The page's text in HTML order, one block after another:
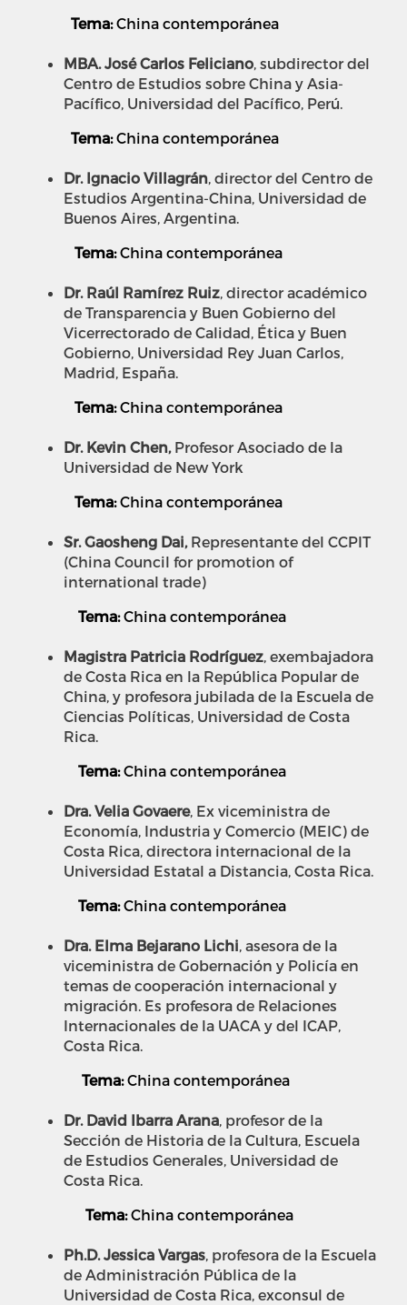
Tema:China contemporánea
MBA. José Carlos Feliciano, subdirector del
Centro de Estudios sobre China y Asia-
Pacífico, Universidad del Pacífico, Perú.
Tema:China contemporánea
Dr. Ignacio Villagrán, director del Centro de
Estudios Argentina-China, Universidad de
Buenos Aires, Argentina.
Tema:China contemporánea
Dr. Raúl Ramírez Ruiz, director académico
de Transparencia y Buen Gobierno del
Vicerrectorado de Calidad, Ética y Buen
Gobierno, Universidad Rey Juan Carlos,
Madrid, España.
Tema:China contemporánea
Dr. Kevin Chen, Profesor Asociado de la
Universidad de New York
Tema:China contemporánea
Sr. Gaosheng Dai, Representante del CCPIT
(China Council for promotion of
international trade)
Tema:China contemporánea
Magistra Patricia Rodríguez, exembajadora
de Costa Rica en la República Popular de
China, y profesora jubilada de la Escuela de
Ciencias Políticas, Universidad de Costa
Rica.
Tema:China contemporánea
Dra. Velia Govaere, Ex viceministra de
Economía, Industria y Comercio (MEIC) de
Costa Rica, directora internacional de la
Universidad Estatal a Distancia, Costa Rica.
Tema:China contemporánea
Dra. Elma Bejarano Lichi, asesora de la
viceministra de Gobernación y Policía en
temas de cooperación internacional y
migración. Es profesora de Relaciones
Internacionales de la UACA y del ICAP,
Costa Rica.
Tema:China contemporánea
Dr. David Ibarra Arana, profesor de la
Sección de Historia de la Cultura, Escuela
de Estudios Generales, Universidad de
Costa Rica.
Tema:China contemporánea
Ph.D. Jessica Vargas, profesora de la Escuela
de Administración Pública de la
Universidad de Costa Rica, exconsul de